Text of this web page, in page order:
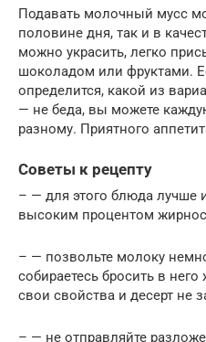
Подавать молочный мусс
половине дня, так и в
можно украсить, легко
шоколадом или фруктами.
определится, какой из
— не беда, вы можете
разному. Приятного
Советы к рецепту
– — для этого блюда лучше
высоким процентом
– — позвольте молоку
собираетесь бросить в
свои свойства и десерт не
– — не отправляйте